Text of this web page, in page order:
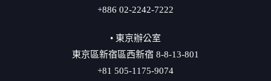
+886 02-2242-7222
• 東京辦公室
東京區新宿區西新宿 8-8-13-801
+81 505-1175-9074